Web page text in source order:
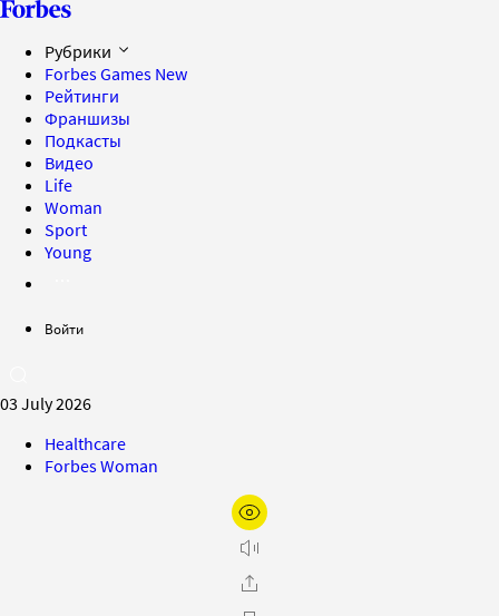
Рубрики
Forbes Games New
Рейтинги
Франшизы
Подкасты
Видео
Life
Woman
Sport
Young
Войти
03 July 2026
Healthcare
Forbes Woman